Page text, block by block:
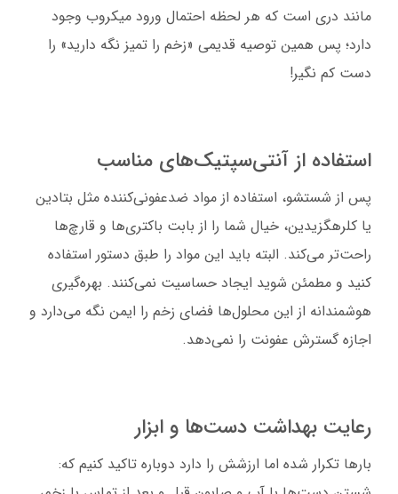
مانند دری است که هر لحظه احتمال ورود میکروب وجود
دارد؛ پس همین توصیه قدیمی «زخم را تمیز نگه دارید» را
دست کم نگیر!
استفاده از آنتی‌سپتیک‌های مناسب
پس از شستشو، استفاده از مواد ضدعفونی‌کننده مثل بتادین
یا کلرهگزیدین، خیال شما را از بابت باکتری‌ها و قارچ‌ها
راحت‌تر می‌کند. البته باید این مواد را طبق دستور استفاده
کنید و مطمئن شوید ایجاد حساسیت نمی‌کنند. بهره‌گیری
هوشمندانه از این محلول‌ها فضای زخم را ایمن نگه می‌دارد و
اجازه گسترش عفونت را نمی‌دهد.
رعایت بهداشت دست‌ها و ابزار
بارها تکرار شده اما ارزشش را دارد دوباره تاکید کنیم که: